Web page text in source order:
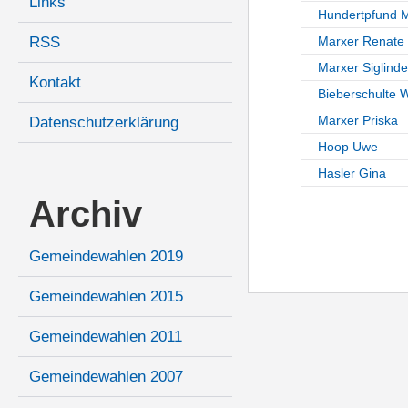
RSS
Kontakt
Datenschutzerklärung
Archiv
Gemeindewahlen 2019
Gemeindewahlen 2015
Gemeindewahlen 2011
Gemeindewahlen 2007
Hundertpfund
Marxer Renate
Marxer Siglinde
Bieberschulte
Marxer Priska
Hoop Uwe
Hasler Gina